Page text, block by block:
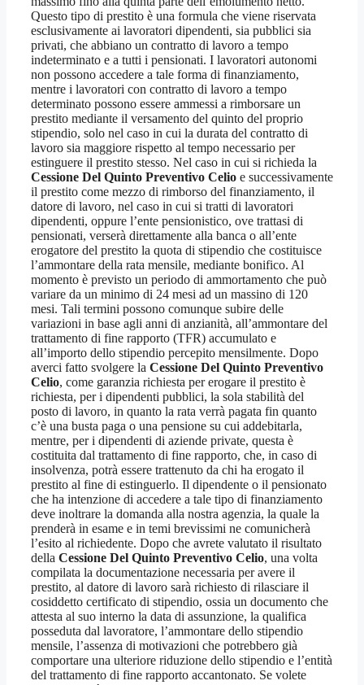
Questo tipo di prestito è una formula che viene riservata
esclusivamente ai lavoratori dipendenti, sia pubblici sia
privati, che abbiano un contratto di lavoro a tempo
indeterminato e a tutti i pensionati. I lavoratori autonomi
non possono accedere a tale forma di finanziamento,
mentre i lavoratori con contratto di lavoro a tempo
determinato possono essere ammessi a rimborsare un
prestito mediante il versamento del quinto del proprio
stipendio, solo nel caso in cui la durata del contratto di
lavoro sia maggiore rispetto al tempo necessario per
estinguere il prestito stesso. Nel caso in cui si richieda la
Cessione Del Quinto Preventivo Celio e successivamente
il prestito come mezzo di rimborso del finanziamento, il
datore di lavoro, nel caso in cui si tratti di lavoratori
dipendenti, oppure l’ente pensionistico, ove trattasi di
pensionati, verserà direttamente alla banca o all’ente
erogatore del prestito la quota di stipendio che costituisce
l’ammontare della rata mensile, mediante bonifico. Al
momento è previsto un periodo di ammortamento che può
variare da un minimo di 24 mesi ad un massino di 120
mesi. Tali termini possono comunque subire delle
variazioni in base agli anni di anzianità, all’ammontare del
trattamento di fine rapporto (TFR) accumulato e
all’importo dello stipendio percepito mensilmente. Dopo
averci fatto svolgere la Cessione Del Quinto Preventivo
Celio, come garanzia richiesta per erogare il prestito è
richiesta, per i dipendenti pubblici, la sola stabilità del
posto di lavoro, in quanto la rata verrà pagata fin quanto
c’è una busta paga o una pensione su cui addebitarla,
mentre, per i dipendenti di aziende private, questa è
costituita dal trattamento di fine rapporto, che, in caso di
insolvenza, potrà essere trattenuto da chi ha erogato il
prestito al fine di estinguerlo. Il dipendente o il pensionato
che ha intenzione di accedere a tale tipo di finanziamento
deve inoltrare la domanda alla nostra agenzia, la quale la
prenderà in esame e in temi brevissimi ne comunicherà
l’esito al richiedente. Dopo che avrete valutato il risultato
della Cessione Del Quinto Preventivo Celio, una volta
compilata la documentazione necessaria per avere il
prestito, al datore di lavoro sarà richiesto di rilasciare il
cosiddetto certificato di stipendio, ossia un documento che
attesta al suo interno la data di assunzione, la qualifica
posseduta dal lavoratore, l’ammontare dello stipendio
mensile, l’assenza di motivazioni che potrebbero già
comportare una ulteriore riduzione dello stipendio e l’entità
del trattamento di fine rapporto accantonato. Se volete